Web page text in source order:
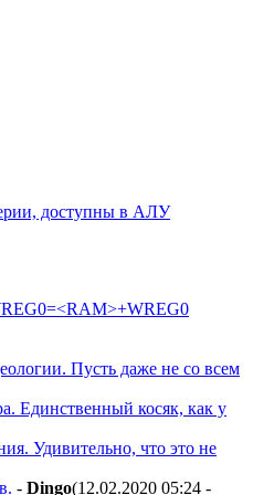
доступны в АЛУ
Пусть даже не со всем
Единственный косяк, как у
Удивительно, что это не
- Dingo(12.02.2020 05:24 -